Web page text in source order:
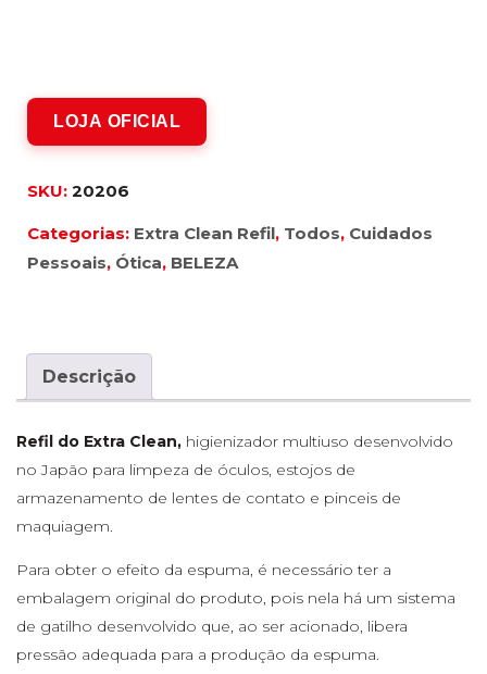
LOJA OFICIAL
SKU: 20206
Categorias: Extra Clean Refil, Todos, Cuidados
Pessoais, Ótica, BELEZA
Descrição
Refil do Extra Clean, higienizador multiuso desenvolvido
no Japão para limpeza de óculos, estojos de
armazenamento de lentes de contato e pinceis de
maquiagem.
Para obter o efeito da espuma, é necessário ter a
embalagem original do produto, pois nela há um sistema
de gatilho desenvolvido que, ao ser acionado, libera
pressão adequada para a produção da espuma.